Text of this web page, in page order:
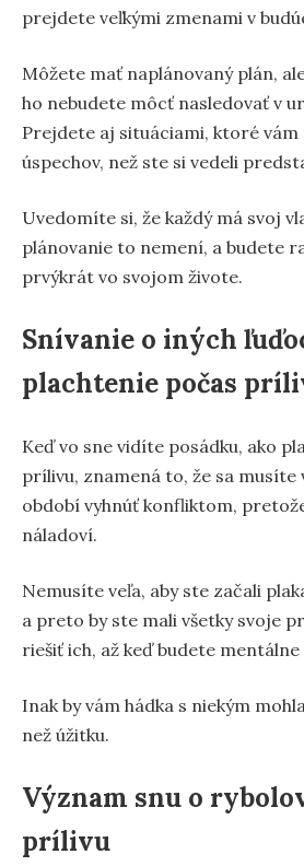
prejdete veľkými zmenami v
Môžete mať naplánovaný plán,
ho nebudete môcť nasledovať v
Prejdete aj situáciami, ktoré vám
úspechov, než ste si vedeli
Uvedomíte si, že každý má svoj
plánovanie to nemení, a budete
prvýkrát vo svojom živote.
Snívanie o iných
plachtenie počas
Keď vo sne vidíte posádku, ako
prílivu, znamená to, že sa musíte
období vyhnúť konfliktom,
náladoví.
Nemusíte veľa, aby ste začali
a preto by ste mali všetky svoje
riešiť ich, až keď budete
Inak by vám hádka s niekým
než úžitku.
Význam snu o
prílivu